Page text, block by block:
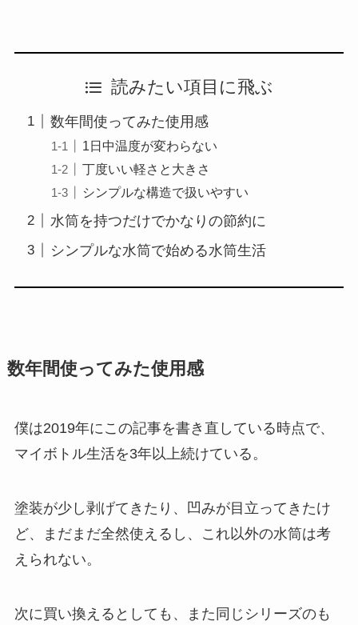
読みたい項目に飛ぶ
数年間使ってみた使用感
1日中温度が変わらない
丁度いい軽さと大きさ
シンプルな構造で扱いやすい
水筒を持つだけでかなりの節約に
シンプルな水筒で始める水筒生活
数年間使ってみた使用感
僕は2019年にこの記事を書き直している時点で、
マイボトル生活を3年以上続けている。
塗装が少し剥げてきたり、凹みが目立ってきたけ
ど、まだまだ全然使えるし、これ以外の水筒は考
えられない。
次に買い換えるとしても、また同じシリーズのも